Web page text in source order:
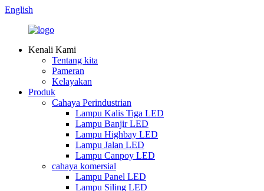
English
Kenali Kami
Tentang kita
Pameran
Kelayakan
Produk
Cahaya Perindustrian
Lampu Kalis Tiga LED
Lampu Banjir LED
Lampu Highbay LED
Lampu Jalan LED
Lampu Canpoy LED
cahaya komersial
Lampu Panel LED
Lampu Siling LED